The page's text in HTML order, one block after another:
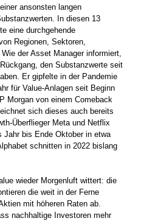
ansonsten langen
In diesen 13
eine durchgehende
Regionen, Sektoren,
der Asset Manager informiert,
den Substanzwerte seit
Er gipfelte in der Pandemie
für Value-Anlagen seit Beginn
Morgan von einem Comeback
sich dieses auch bereits
Überflieger Meta und Netflix
Jahr bis Ende Oktober in etwa
schnitten in 2022 bislang
wieder Morgenluft wittert: die
die weit in der Ferne
mit höheren Raten ab.
nachhaltige Investoren mehr